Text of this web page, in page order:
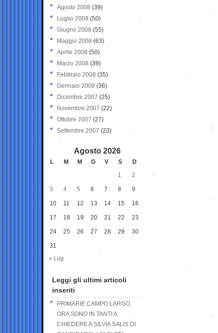
Agosto 2008 (39)
Luglio 2008 (50)
Giugno 2008 (55)
Maggio 2008(63)
Aprile 2008 (50)
Marzo 2008 (39)
Febbraio 2008 (35)
Gennaio 2008 (36)
Dicembre 2007 (25)
Novembre 2007 (22)
Ottobre 2007 (27)
Settembre 2007 (23)
Agosto 2026
L M M G V S
D
1
2
3 4 5 6 7 8 9
10 11 12 13 14 15 16
17 18 19 20 21 22 23
24 25 26 27 28 29 30
31
« Lug
Leggi gli ultimi articoli
inseriti
PRIMARIE CAMPO LARGO,
ORA SONO IN TANTI A
CHIEDERE A SILVIA SALIS DI